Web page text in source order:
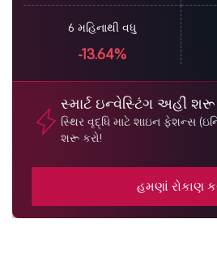
6 મહિનાથી વધુ
-13.64%
સ્માર્ટ ઇન્વેસ્ટિંગ અહીં
સ્થિર વૃદ્ધિ માટે શાઇન ફેશન્સ
શરૂ કરો!
હમણાં રોકાણ